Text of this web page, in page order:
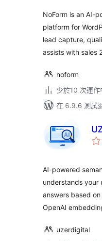
NoForm is an AI-
platform for
lead capture,
assists with sales
noform
少於10 次運作
在 6.9.6 測試
AI-powered
understands your
answers based
OpenAI
uzerdigital